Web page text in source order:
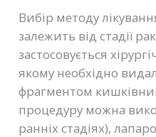
Вибір методу
залежить від стадії
застосовується
якому необхідно
фрагментом
процедуру можна
ранніх стадіях),